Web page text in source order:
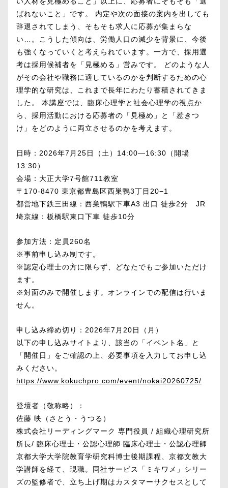
ばれないこと」です。 内定や次の面接の案内を出しても
辞退されてしまう、そもそも求人に応募が集まらな
い…。こうした傾向は、労働人口の減少を背景に、今後
も強くなっていくと考えられています。一方で、採用選
考は採用候補者を「見極める」営みです。 どのような人
がその会社や職務に適しているのかを判断するための心
理学的な研究は、これまで長年にわたり蓄積されてきま
した。 本講座では、臨床心理学と社会心理学の視点か
ら、採用活動における応募者の「見極め」と「惹きつ
け」をどのように両立させるのかを考えます。
日時：2026年7月25日（土）14:00―16:30（開場
13:30）
会場：大正大学7号館711教室
〒170-8470 東京都豊島区西巣鴨3丁目20−1
都営地下鉄三田線：西巣鴨駅下車A3 出口 徒歩2分 JR
埼京線：板橋駅東口下車 徒歩10分
参加方法：定員260名
※事前申し込み制です。
※認定心理士の方に限らず、どなたでもご参加いただけ
ます。
※対面のみで開催します。オンラインでの配信は行いま
せん。
申し込み締め切り：2026年7月20日（月）
以下の申し込みサイトより、該当の「イベント名」と
「開催日」をご確認の上、必要事項を入力してお申し込
みください。
https://www.kokuchpro.com/event/nokai20260725/
登壇者（敬称略）：
佐藤 映（さとう・うつる）
株式会社リーディングマーク 専門役員 / 組織心理研究所
所長/ 臨床心理士・公認心理師 臨床心理士・公認心理師
京都大学大学院教育学研究科博士後期課程、京都文教大
学講師を経て、現職。同社サービス「ミキワメ」シリー
ズの監修者で、立ち上げ期はカスタマーサクセスとして